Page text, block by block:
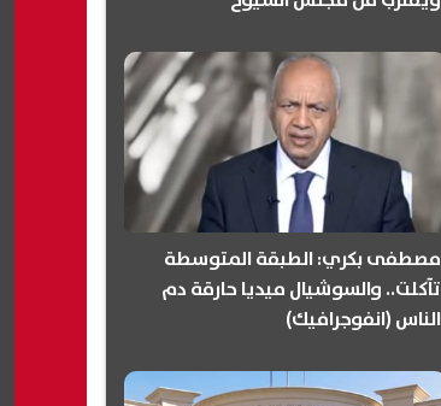
مصطفى بكري: الطبقة المتوسطة
تآكلت.. والسوشيال ميديا حارقة دم
الناس (انفوجرافيك)